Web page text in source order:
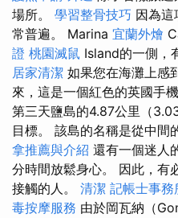
場所。 學習整骨技巧 因為
常普遍。 Marina 宜蘭外燴
證 桃園滅鼠 Island的一側，
居家清潔 如果您在海灘上感
來，這是一個紅色的英國手
第三天鹽島的4.87公里（
目標。 該島的名稱是從中間
拿推薦與介紹 還有一個迷人
分時間放鬆身心。 因此，有
接觸的人。 清潔 記帳士事務
毒按摩服務 由於岡瓦納（